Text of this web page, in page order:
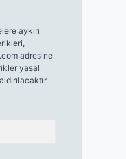
aykırı
adresine
yasal